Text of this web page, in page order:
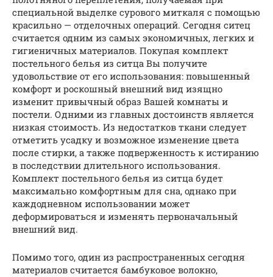
специальной выделке сурового миткаля с помощью
красильно — отделочных операций. Сегодня ситец
считается одним из самых экономичных, легких и
гигиеничных материалов. Покупая комплект
постельного белья из ситца Вы получите
удовольствие от его использования: повышенный
комфорт и роскошный внешний вид изящно
изменит привычный образ Вашей комнаты и
постели. Одними из главных достоинств является
низкая стоимость. Из недостатков ткани следует
отметить усадку и возможное изменение цвета
после стирки, а также подверженность к истиранию
в последствии длительного использования.
Комплект постельного белья из ситца будет
максимально комфортным для сна, однако при
каждодневном использовании может
деформироваться и изменять первоначальный
внешний вид.
Помимо того, один из распространенных сегодня
материалов считается бамбуковое волокно,